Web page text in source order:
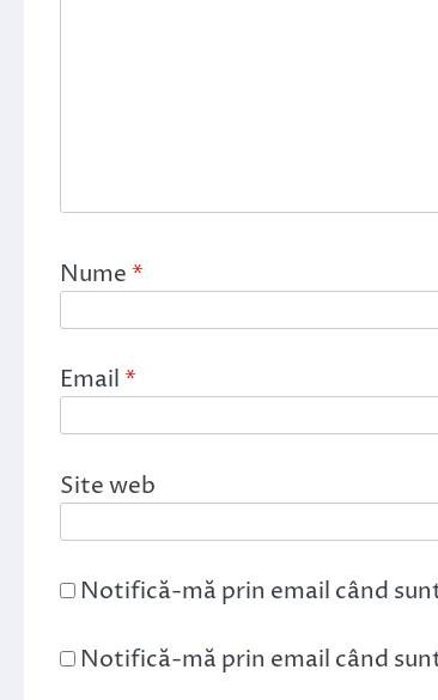
Nume *
Email *
Site web
Notifică-mă prin email când
Notifică-mă prin email când